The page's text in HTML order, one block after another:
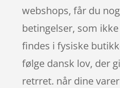
webshops, får du
betingelser, som
findes i fysiske
følge dansk lov, der
retrret. når dine